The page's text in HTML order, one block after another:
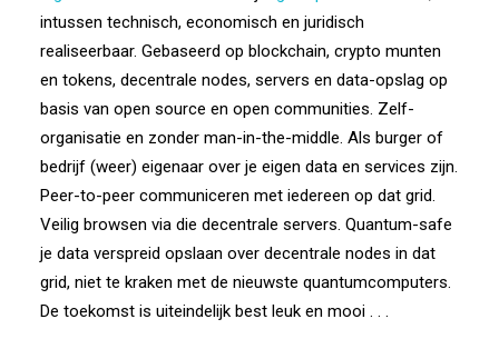
intussen technisch, economisch en juridisch
realiseerbaar. Gebaseerd op blockchain, crypto munten
en tokens, decentrale nodes, servers en data-opslag op
basis van open source en open communities. Zelf-
organisatie en zonder man-in-the-middle. Als burger of
bedrijf (weer) eigenaar over je eigen data en services zijn.
Peer-to-peer communiceren met iedereen op dat grid.
Veilig browsen via die decentrale servers. Quantum-safe
je data verspreid opslaan over decentrale nodes in dat
grid, niet te kraken met de nieuwste quantumcomputers.
De toekomst is uiteindelijk best leuk en mooi . . .